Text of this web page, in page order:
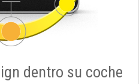
dentro su coche